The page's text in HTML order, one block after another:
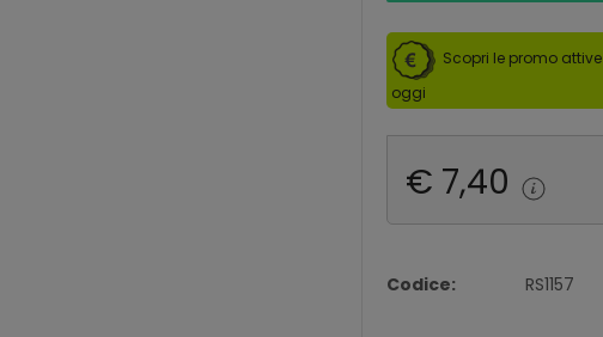
Scopri le promo attive
oggi
€ 7,40
Codice: RS1157